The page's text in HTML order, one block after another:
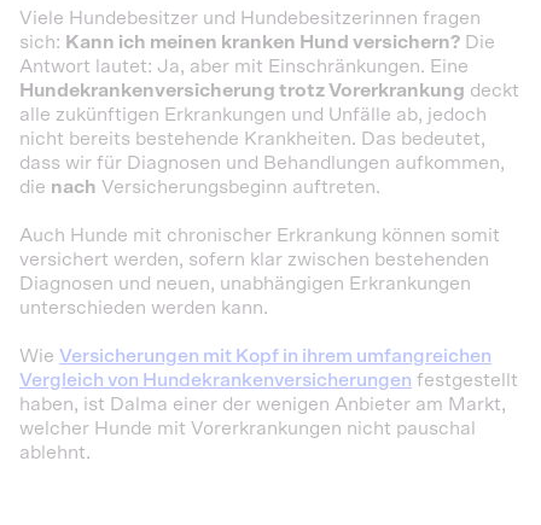
Viele Hundebesitzer und Hundebesitzerinnen fragen
sich: Kann ich meinen kranken Hund versichern? Die
Antwort lautet: Ja, aber mit Einschränkungen. Eine
Hundekrankenversicherung trotz Vorerkrankung deckt
alle zukünftigen Erkrankungen und Unfälle ab, jedoch
nicht bereits bestehende Krankheiten. Das bedeutet,
dass wir für Diagnosen und Behandlungen aufkommen,
die nach Versicherungsbeginn auftreten.
Auch Hunde mit chronischer Erkrankung können somit
versichert werden, sofern klar zwischen bestehenden
Diagnosen und neuen, unabhängigen Erkrankungen
unterschieden werden kann.
Wie Versicherungen mit Kopf in ihrem umfangreichen
Vergleich von Hundekrankenversicherungen festgestellt
haben, ist Dalma einer der wenigen Anbieter am Markt,
welcher Hunde mit Vorerkrankungen nicht pauschal
ablehnt.